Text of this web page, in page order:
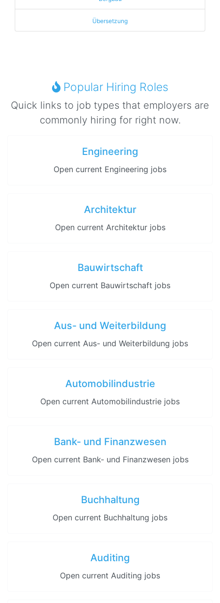
Übersetzung
Popular Hiring Roles
Quick links to job types that employers are
commonly hiring for right now.
Engineering
Open current Engineering jobs
Architektur
Open current Architektur jobs
Bauwirtschaft
Open current Bauwirtschaft jobs
Aus- und Weiterbildung
Open current Aus- und Weiterbildung jobs
Automobilindustrie
Open current Automobilindustrie jobs
Bank- und Finanzwesen
Open current Bank- und Finanzwesen jobs
Buchhaltung
Open current Buchhaltung jobs
Auditing
Open current Auditing jobs